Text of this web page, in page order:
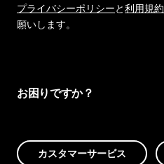
プライバシーポリシーと利用規約
願いします。
お困りですか？
カスタマーサービス